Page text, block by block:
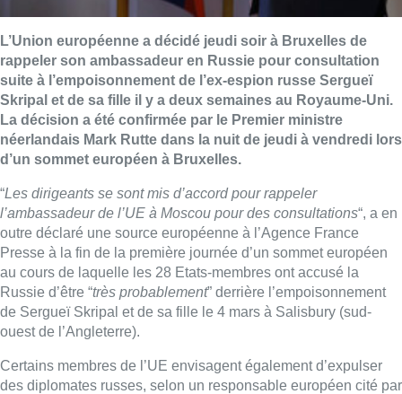
L’Union européenne a décidé jeudi soir à Bruxelles de
rappeler son ambassadeur en Russie pour consultation
suite à l’empoisonnement de l’ex-espion russe Sergueï
Skripal et de sa fille il y a deux semaines au Royaume-Uni.
La décision a été confirmée par le Premier ministre
néerlandais Mark Rutte dans la nuit de jeudi à vendredi lors
d’un sommet européen à Bruxelles.
“Les dirigeants se sont mis d’accord pour rappeler
l’ambassadeur de l’UE à Moscou pour des consultations“, a en
outre déclaré une source européenne à l’Agence France
Presse à la fin de la première journée d’un sommet européen
au cours de laquelle les 28 Etats-membres ont accusé la
Russie d’être “très probablement” derrière l’empoisonnement
de Sergueï Skripal et de sa fille le 4 mars à Salisbury (sud-
ouest de l’Angleterre).
Certains membres de l’UE envisagent également d’expulser
des diplomates russes, selon un responsable européen cité par